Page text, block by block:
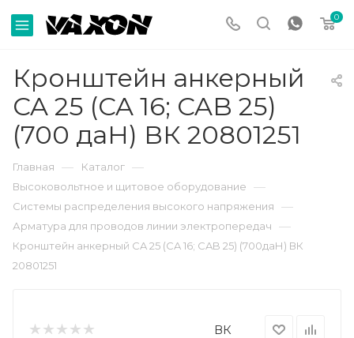
0
Кронштейн анкерный
CA 25 (CA 16; CAB 25)
(700 даН) ВК 20801251
Главная — Каталог —
Высоковольтное и щитовое оборудование —
Системы распределения высокого напряжения —
Арматура для проводов линии электропередач —
Кронштейн анкерный CA 25 (CA 16; CAB 25) (700даН) ВК
20801251
ВК